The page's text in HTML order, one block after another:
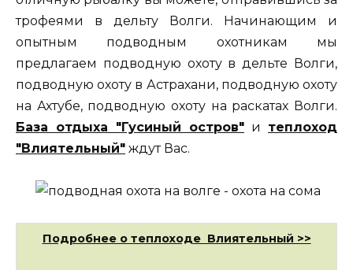
трофеями в дельту Волги. Начинающим и
опытным подводным охотникам мы
предлагаем подводную охоту в дельте Волги,
подводную охоту в Астрахани, подводную охоту
на Ахтубе, подводную охоту на раскатах Волги.
База отдыха "Гусиный остров" и теплоход
"Влиятельный" ждут Вас.
Подробнее о теплоходе Влиятельный >>